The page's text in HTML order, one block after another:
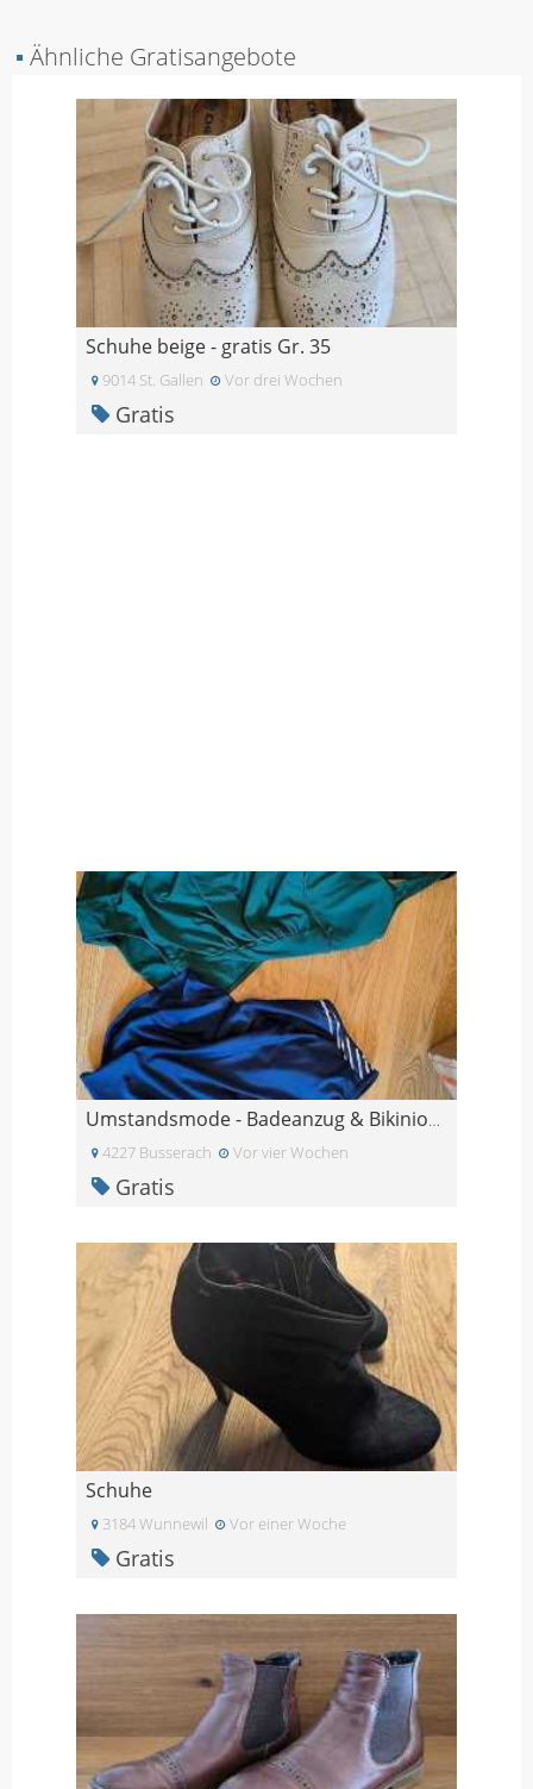
▪ Ähnliche Gratisangebote
Schuhe beige - gratis Gr. 35
9014 St. Gallen Vor drei Wochen
Gratis
Umstandsmode - Badeanzug & Bikinioberteil für Schw
4227 Busserach Vor vier Wochen
Gratis
Schuhe
3184 Wunnewil Vor einer Woche
Gratis